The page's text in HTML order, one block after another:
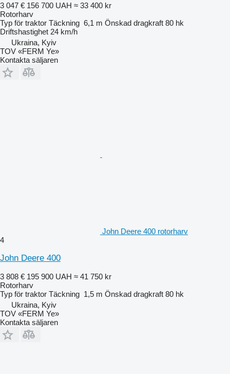
3 047 € 156 700 UAH ≈ 33 400 kr
Rotorharv
Typ för traktor Täckning 6,1 m Önskad dragkraft 80 hk
Driftshastighet 24 km/h
Ukraina, Kyiv
TOV «FERM Ye»
Kontakta säljaren
John Deere 400 rotorharv
4
John Deere 400
3 808 € 195 900 UAH ≈ 41 750 kr
Rotorharv
Typ för traktor Täckning 1,5 m Önskad dragkraft 80 hk
Ukraina, Kyiv
TOV «FERM Ye»
Kontakta säljaren